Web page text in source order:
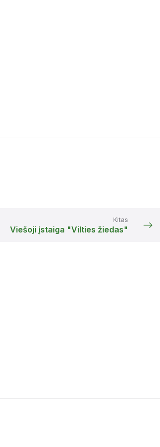
Kitas
Viešoji įstaiga "Vilties žiedas"